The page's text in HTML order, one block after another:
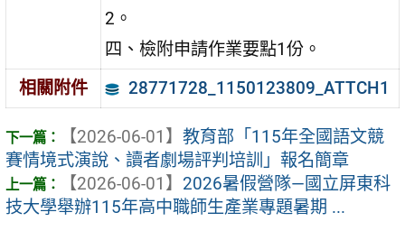
2。
四、檢附申請作業要點1份。
相關附件
28771728_1150123809_ATTCH1
【2026-06-01】 教育部「115年全國語文競
賽情境式演說、讀者劇場評判培訓」報名簡章
【2026-06-01】 2026暑假營隊—國立屏東科
技大學舉辦115年高中職師生產業專題暑期 ...